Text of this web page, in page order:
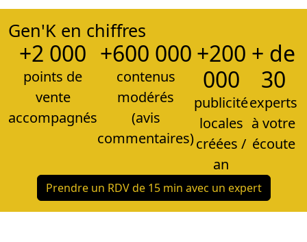
Gen'K en chiffres
+2 000
points de
vente
accompagnés
+600 000
contenus
modérés
(avis
commentaires)
+200
000
publicité
locales
créées /
an
+ de
30
experts
à votre
écoute
Prendre un RDV de 15 min avec un expert